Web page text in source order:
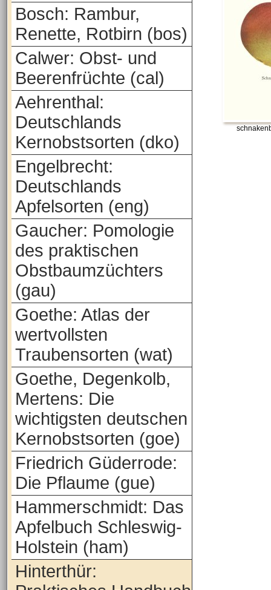
Bosch: Rambur,
Renette, Rotbirn (bos)
Calwer: Obst- und
Beerenfrüchte (cal)
Aehrenthal:
Deutschlands
Kernobstsorten (dko)
Engelbrecht:
Deutschlands
Apfelsorten (eng)
Gaucher: Pomologie
des praktischen
Obstbaumzüchters
(gau)
Goethe: Atlas der
wertvollsten
Traubensorten (wat)
Goethe, Degenkolb,
Mertens: Die
wichtigsten deutschen
Kernobstsorten (goe)
Friedrich Güderrode:
Die Pflaume (gue)
Hammerschmidt: Das
Apfelbuch Schleswig-
Holstein (ham)
Hinterthür: